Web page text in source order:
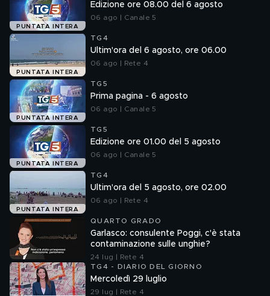
PUNTATA INTERA
Edizione ore 08.00 del 6 agosto
06 ago | Canale 5
PUNTATA INTERA
TG4
Ultim'ora del 6 agosto, ore 06.00
06 ago | Rete 4
PUNTATA INTERA
TG5
Prima pagina - 6 agosto
06 ago | Canale 5
PUNTATA INTERA
TG5
Edizione ore 01.00 del 5 agosto
06 ago | Canale 5
PUNTATA INTERA
TG4
Ultim'ora del 5 agosto, ore 02.00
06 ago | Rete 4
QUARTO GRADO
Garlasco: consulente Poggi, c'è stata
contaminazione sulle unghie?
24 lug | Rete 4
TG4 - DIARIO DEL GIORNO
Mercoledì 29 luglio
29 lug | Rete 4